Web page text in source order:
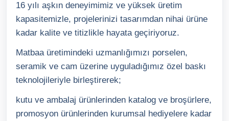
16 yılı aşkın deneyimimiz ve yüksek üretim
kapasitemizle, projelerinizi tasarımdan nihai ürüne
kadar kalite ve titizlikle hayata geçiriyoruz.
Matbaa üretimindeki uzmanlığımızı porselen,
seramik ve cam üzerine uyguladığımız özel baskı
teknolojileriyle birleştirerek;
kutu ve ambalaj ürünlerinden katalog ve broşürlere,
promosyon ürünlerinden kurumsal hediyelere kadar